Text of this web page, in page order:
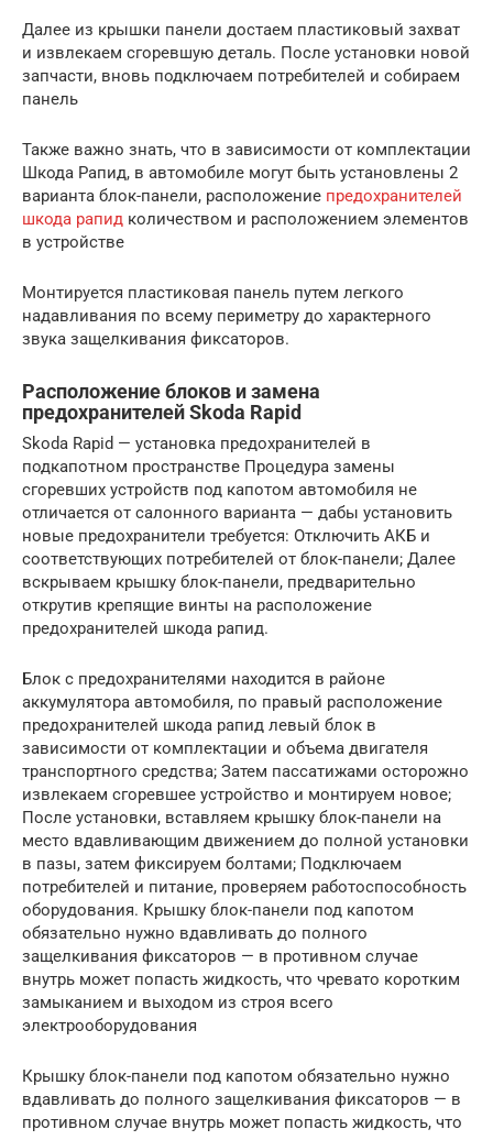
Далее из крышки панели достаем пластиковый захват
и извлекаем сгоревшую деталь. После установки новой
запчасти, вновь подключаем потребителей и собираем
панель
Также важно знать, что в зависимости от комплектации
Шкода Рапид, в автомобиле могут быть установлены 2
варианта блок-панели, расположение предохранителей
шкода рапид количеством и расположением элементов
в устройстве
Монтируется пластиковая панель путем легкого
надавливания по всему периметру до характерного
звука защелкивания фиксаторов.
Расположение блоков и замена
предохранителей Skoda Rapid
Skoda Rapid — установка предохранителей в
подкапотном пространстве Процедура замены
сгоревших устройств под капотом автомобиля не
отличается от салонного варианта — дабы установить
новые предохранители требуется: Отключить АКБ и
соответствующих потребителей от блок-панели; Далее
вскрываем крышку блок-панели, предварительно
открутив крепящие винты на расположение
предохранителей шкода рапид.
Блок с предохранителями находится в районе
аккумулятора автомобиля, по правый расположение
предохранителей шкода рапид левый блок в
зависимости от комплектации и объема двигателя
транспортного средства; Затем пассатижами осторожно
извлекаем сгоревшее устройство и монтируем новое;
После установки, вставляем крышку блок-панели на
место вдавливающим движением до полной установки
в пазы, затем фиксируем болтами; Подключаем
потребителей и питание, проверяем работоспособность
оборудования. Крышку блок-панели под капотом
обязательно нужно вдавливать до полного
защелкивания фиксаторов — в противном случае
внутрь может попасть жидкость, что чревато коротким
замыканием и выходом из строя всего
электрооборудования
Крышку блок-панели под капотом обязательно нужно
вдавливать до полного защелкивания фиксаторов — в
противном случае внутрь может попасть жидкость, что